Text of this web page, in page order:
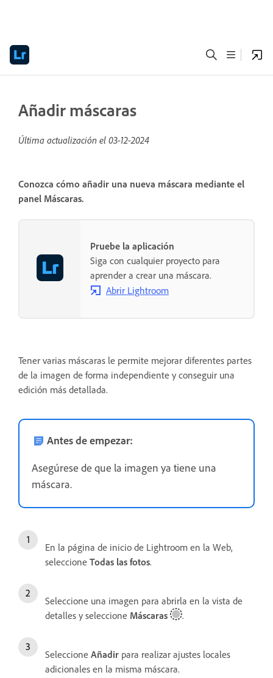
Añadir máscaras
Última actualización el 03-12-2024
Conozca cómo añadir una nueva máscara mediante el
panel Máscaras.
Pruebe la aplicación
Siga con cualquier proyecto para
aprender a crear una máscara.
Abrir Lightroom
Tener varias máscaras le permite mejorar diferentes partes
de la imagen de forma independiente y conseguir una
edición más detallada.
Antes de empezar:
Asegúrese de que la imagen ya tiene una
máscara.
En la página de inicio de Lightroom en la Web,
seleccione Todas las fotos.
Seleccione una imagen para abrirla en la vista de
detalles y seleccione Máscaras .
Seleccione Añadir para realizar ajustes locales
adicionales en la misma máscara.